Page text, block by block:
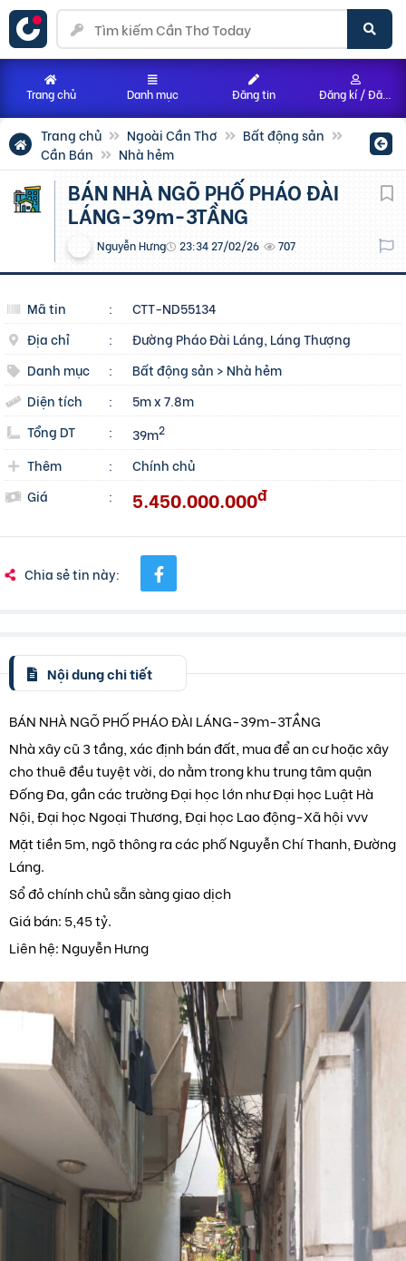
Trang chủ Ngoài Cần Thơ
Bất động sản
Cần Bán
Nhà hẻm
BÁN NHÀ NGÕ PHỐ PHÁO ĐÀI
LÁNG-39m-3TẦNG
Nguyễn Hưng 23:34 27/02/26 707
Mã tin :
CTT-ND55134
Địa chỉ
:
Đường Pháo Đài Láng, Láng Thượng
Danh mục
: Bất động sản > Nhà hẻm
Diện tích
:
5m x 7.8m
Tổng DT
: 39m2
Thêm :
Chính chủ
Giá
: 5.450.000.000đ
Chia sẻ tin này:
Nội dung chi tiết
BÁN NHÀ NGÕ PHỐ PHÁO ĐÀI LÁNG-39m-3TẦNG
Nhà xây cũ 3 tầng, xác định bán đất, mua để an cư hoặc xây
cho thuê đều tuyệt vời, do nằm trong khu trung tâm quận
Đống Đa, gần các trường Đại học lớn như Đại học Luật Hà
Nội, Đại học Ngoại Thương, Đại học Lao động-Xã hội vvv
Mặt tiền 5m, ngõ thông ra các phố Nguyễn Chí Thanh, Đường
Láng.
Sổ đỏ chính chủ sẵn sàng giao dịch
Giá bán: 5,45 tỷ.
Liên hệ: Nguyễn Hưng
Trang chủ Danh mục Đăng tin